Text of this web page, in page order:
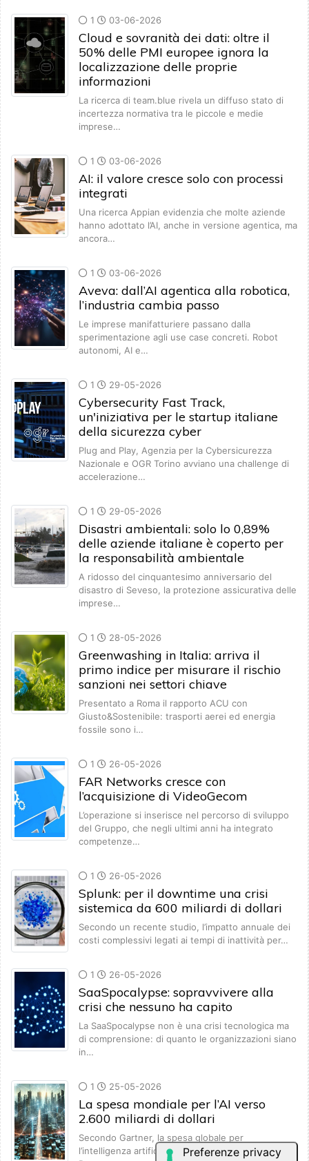
1 03-06-2026
Cloud e sovranità dei dati: oltre il
50% delle PMI europee ignora la
localizzazione delle proprie
informazioni
La ricerca di team.blue rivela un diffuso stato di
incertezza normativa tra le piccole e medie
imprese…
1 03-06-2026
AI: il valore cresce solo con processi
integrati
Una ricerca Appian evidenzia che molte aziende
hanno adottato l’AI, anche in versione agentica, ma
ancora…
1 03-06-2026
Aveva: dall’AI agentica alla robotica,
l’industria cambia passo
Le imprese manifatturiere passano dalla
sperimentazione agli use case concreti. Robot
autonomi, AI e…
1 29-05-2026
Cybersecurity Fast Track,
un'iniziativa per le startup italiane
della sicurezza cyber
Plug and Play, Agenzia per la Cybersicurezza
Nazionale e OGR Torino avviano una challenge di
accelerazione…
1 29-05-2026
Disastri ambientali: solo lo 0,89%
delle aziende italiane è coperto per
la responsabilità ambientale
A ridosso del cinquantesimo anniversario del
disastro di Seveso, la protezione assicurativa delle
imprese…
1 28-05-2026
Greenwashing in Italia: arriva il
primo indice per misurare il rischio
sanzioni nei settori chiave
Presentato a Roma il rapporto ACU con
Giusto&Sostenibile: trasporti aerei ed energia
fossile sono i…
1 26-05-2026
FAR Networks cresce con
l’acquisizione di VideoGecom
L’operazione si inserisce nel percorso di sviluppo
del Gruppo, che negli ultimi anni ha integrato
competenze…
1 26-05-2026
Splunk: per il downtime una crisi
sistemica da 600 miliardi di dollari
Secondo un recente studio, l’impatto annuale dei
costi complessivi legati ai tempi di inattività per…
1 26-05-2026
SaaSpocalypse: sopravvivere alla
crisi che nessuno ha capito
La SaaSpocalypse non è una crisi tecnologica ma
di comprensione: di quanto le organizzazioni siano
in…
1 25-05-2026
La spesa mondiale per l’AI verso
2.600 miliardi di dollari
Secondo Gartner, la spesa globale per
l’intelligenza artificiale crescerà del 47% nel 2026.